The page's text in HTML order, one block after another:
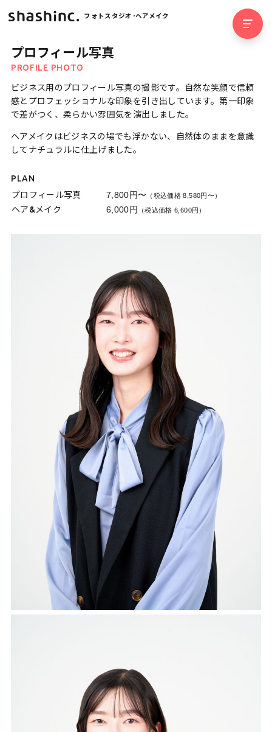
フォトスタジオ･ヘアメイク
プロフィール写真
PROFILE PHOTO
ビジネス用のプロフィール写真の撮影です。自然な笑顔で信頼
感とプロフェッショナルな印象を引き出しています。第一印象
で差がつく、柔らかい雰囲気を演出しました。
ヘアメイクはビジネスの場でも浮かない、自然体のままを意識
してナチュラルに仕上げました。
PLAN
プロフィール写真
7,800円〜 （税込価格 8,580円〜）
ヘア&メイク 6,000円 （税込価格 6,600円）